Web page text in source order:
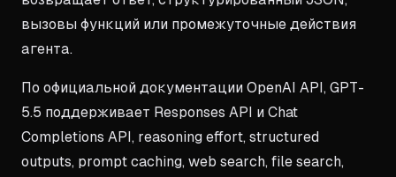
вызовы функций или промежуточные действия
агента.
По официальной документации OpenAI API, GPT-
5.5 поддерживает Responses API и Chat
Completions API, reasoning effort, structured
outputs, prompt caching, web search, file search,